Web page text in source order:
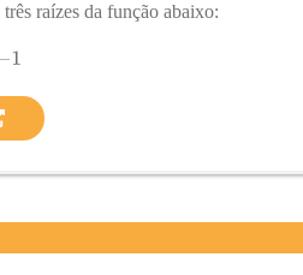
três raízesda função abaixo: